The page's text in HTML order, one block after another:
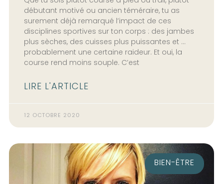
débutant motivé ou ancien téméraire, tu as
surement déjà remarqué l’impact de ces
disciplines sportives sur ton corps : des jambes
plus sèches, des cuisses plus puissantes et …
probablement une certaine raideur. Et oui, la
course rend moins souple. C’est
LIRE L'ARTICLE
12 OCTOBRE 2020
BIEN-ÊTRE